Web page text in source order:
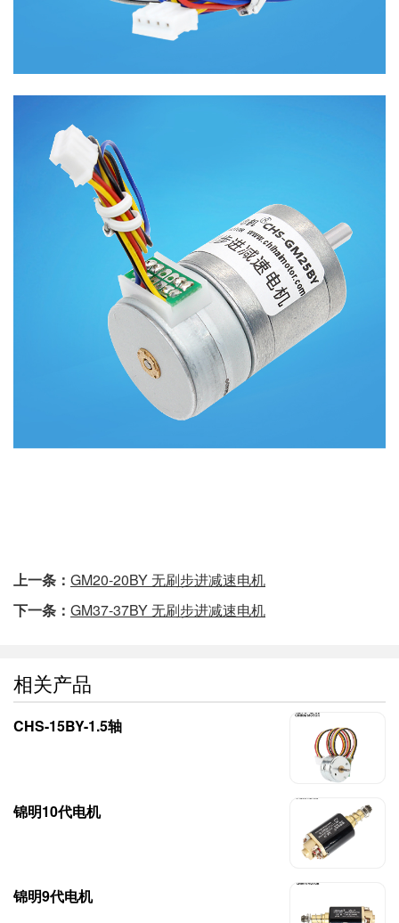
上一条： GM20-20BY 无刷步进减速电机
下一条： GM37-37BY 无刷步进减速电机
相关产品
CHS-15BY-1.5轴
锦明10代电机
锦明9代电机